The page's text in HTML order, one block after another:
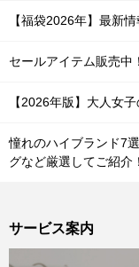
【福袋2026年】最新
セールアイテム販売中
【2026年版】大人女
憧れのハイブランド7
グなど厳選してご紹介！
サービス案内